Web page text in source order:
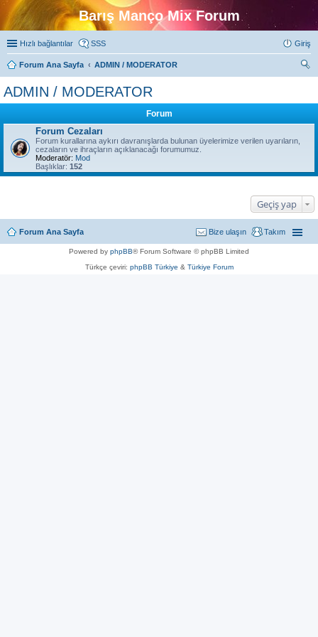
Barış Manço Mix Forum
Hızlı bağlantılar SSS Giriş
Forum Ana Sayfa
ADMIN / MODERATOR
ADMIN / MODERATOR
Forum
Forum Cezaları
Forum kurallarına aykırı davranışlarda bulunan üyelerimize verilen uyarıların,
cezaların ve ihraçların açıklanacağı forumumuz.
Moderatör: Mod
Başlıklar: 152
Geçiş yap
Forum Ana Sayfa Takım
Bize ulaşın
Powered by phpBB® Forum Software © phpBB Limited
Türkçe çeviri: phpBB Türkiye & Türkiye Forum